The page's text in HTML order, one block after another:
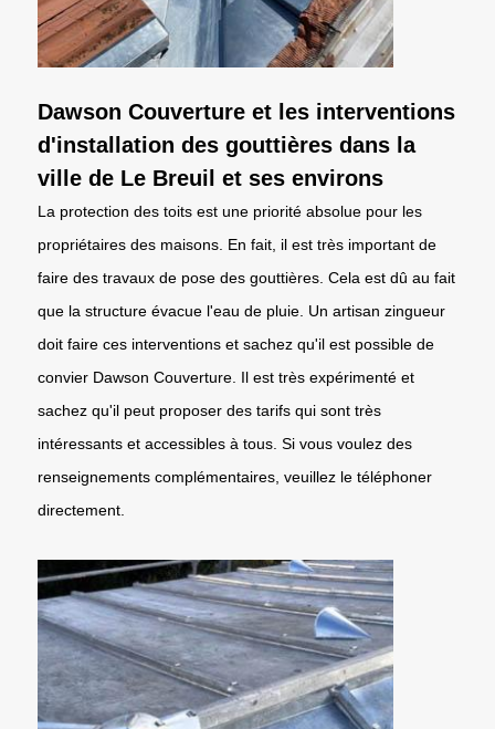
Dawson Couverture et les interventions
d'installation des gouttières dans la
ville de Le Breuil et ses environs
La protection des toits est une priorité absolue pour les
propriétaires des maisons. En fait, il est très important de
faire des travaux de pose des gouttières. Cela est dû au fait
que la structure évacue l'eau de pluie. Un artisan zingueur
doit faire ces interventions et sachez qu'il est possible de
convier Dawson Couverture. Il est très expérimenté et
sachez qu'il peut proposer des tarifs qui sont très
intéressants et accessibles à tous. Si vous voulez des
renseignements complémentaires, veuillez le téléphoner
directement.